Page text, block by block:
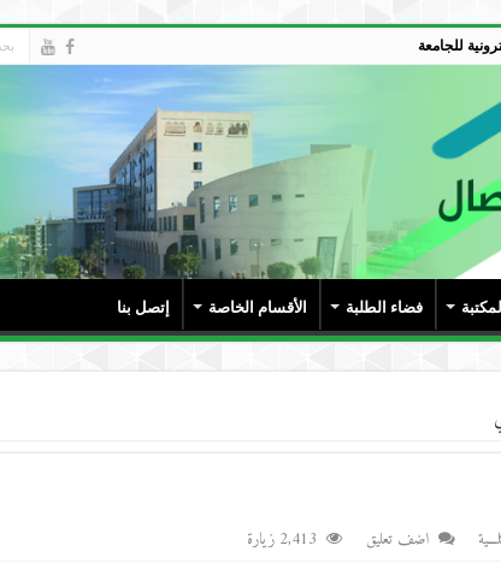
للجامعة
المكتبة فضاء الطلبة الأقسام الخاصة إتصل بنا
اضف تعليق 2,413 زيارة